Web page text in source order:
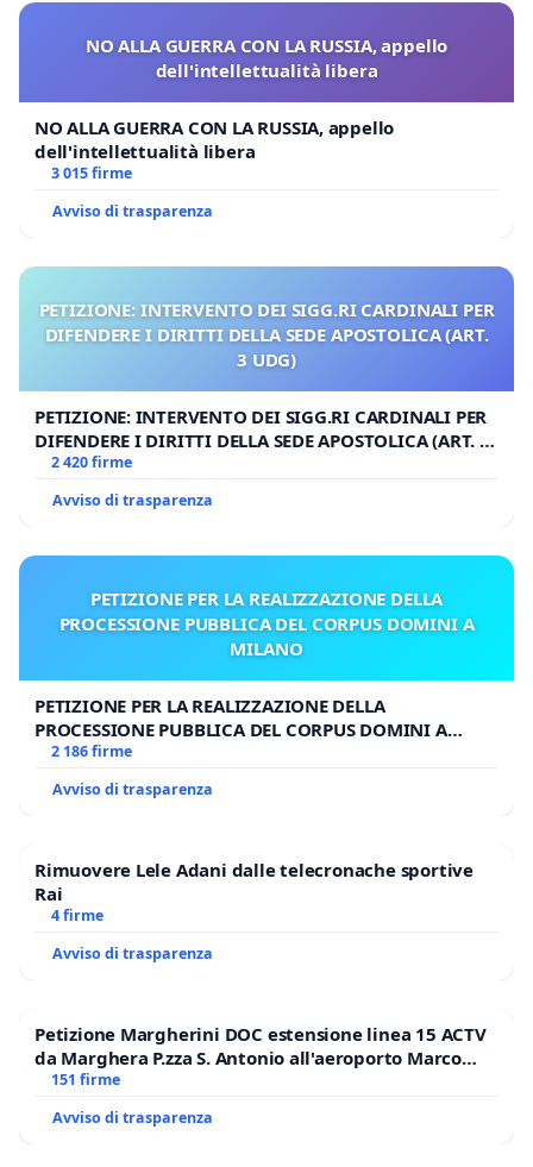
NO ALLA GUERRA CON LA RUSSIA, appello
dell'intellettualità libera
NO ALLA GUERRA CON LA RUSSIA, appello
dell'intellettualità libera
3 015 firme
Avviso di trasparenza
PETIZIONE: INTERVENTO DEI SIGG.RI CARDINALI PER
DIFENDERE I DIRITTI DELLA SEDE APOSTOLICA (ART.
3 UDG)
PETIZIONE: INTERVENTO DEI SIGG.RI CARDINALI PER
DIFENDERE I DIRITTI DELLA SEDE APOSTOLICA (ART. 3
UDG)
2 420 firme
Avviso di trasparenza
PETIZIONE PER LA REALIZZAZIONE DELLA
PROCESSIONE PUBBLICA DEL CORPUS DOMINI A
MILANO
PETIZIONE PER LA REALIZZAZIONE DELLA
PROCESSIONE PUBBLICA DEL CORPUS DOMINI A
MILANO
2 186 firme
Avviso di trasparenza
Rimuovere Lele Adani dalle telecronache sportive
Rai
4 firme
Avviso di trasparenza
Petizione Margherini DOC estensione linea 15 ACTV
da Marghera P.zza S. Antonio all'aeroporto Marco
Polo tariffa a € 1,50
151 firme
Avviso di trasparenza